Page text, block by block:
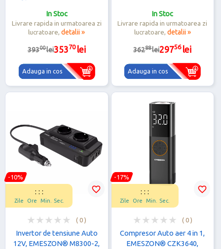
Charge 3.0, negru-verde
In Stoc
Livrare rapida in urmatoarea zi
lucratoare, detalii »
39300lei35370 lei
Adauga in cos
Micro SD, Jack, alb
In Stoc
Livrare rapida in urmatoarea zi
lucratoare, detalii »
36288lei29756 lei
Adauga in cos
-10%
Invertor de tensiune Auto
12V, EMESZON® M8300-2,
: : :
Zile Ore Min. Sec.
( 0 )
favorite_border
-17%
Compresor Auto aer 4 in 1,
EMESZON® CZK3640,
: : :
Zile Ore Min. Sec.
( 0 )
favorite_border